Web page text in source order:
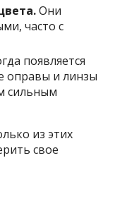
Они
часто с
появляется
и линзы
сильным
из этих
свое